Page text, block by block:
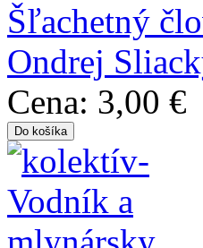
Šľachetný
Ondrej
Cena: 3,00 €